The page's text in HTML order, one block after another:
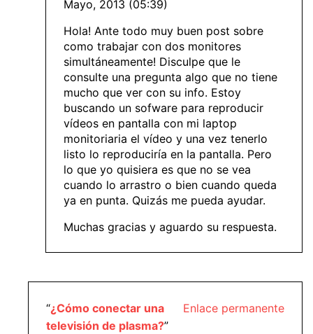
Mayo, 2013 (05:39)
Hola! Ante todo muy buen post sobre
como trabajar con dos monitores
simultáneamente! Disculpe que le
consulte una pregunta algo que no tiene
mucho que ver con su info. Estoy
buscando un sofware para reproducir
vídeos en pantalla con mi laptop
monitoriaria el vídeo y una vez tenerlo
listo lo reproduciría en la pantalla. Pero
lo que yo quisiera es que no se vea
cuando lo arrastro o bien cuando queda
ya en punta. Quizás me pueda ayudar.
Muchas gracias y aguardo su respuesta.
Enlace permanente
“¿Cómo conectar una
televisión de plasma?”